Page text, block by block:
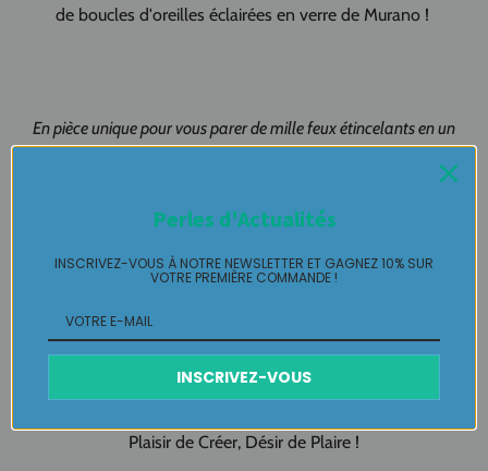
de boucles d'oreilles éclairées en verre de Murano !
En pièce unique pour vous parer de mille feux étincelants en un
éclair de couleur !
Création artisanale, Création originale pour vous !!!!
Création multicolore 100% fait-main
Made in Pau Made in France
Pépite pièce unique LABELLE IKEYA : du jamais vu, jamais
que par celle qui l'adopte et s'en pare ….
Plaisir de Créer, Désir de Plaire !
Perles d'Actualités
INSCRIVEZ-VOUS À NOTRE NEWSLETTER ET GAGNEZ 10% SUR
VOTRE PREMIÈRE COMMANDE !
INSCRIVEZ-VOUS